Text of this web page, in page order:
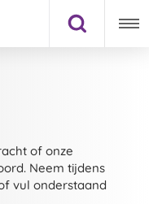
of onze
Neem tijdens
vul onderstaand